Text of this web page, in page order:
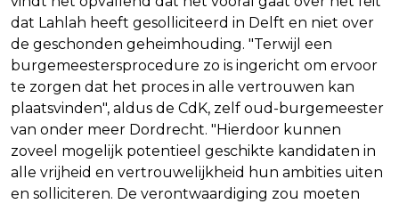
dat Lahlah heeft gesolliciteerd in Delft en niet over
de geschonden geheimhouding. "Terwijl een
burgemeestersprocedure zo is ingericht om ervoor
te zorgen dat het proces in alle vertrouwen kan
plaatsvinden", aldus de CdK, zelf oud-burgemeester
van onder meer Dordrecht. "Hierdoor kunnen
zoveel mogelijk potentieel geschikte kandidaten in
alle vrijheid en vertrouwelijkheid hun ambities uiten
en solliciteren. De verontwaardiging zou moeten